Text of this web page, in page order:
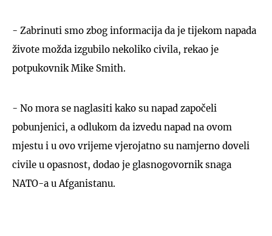
- Zabrinuti smo zbog informacija da je tijekom napada
živote možda izgubilo nekoliko civila, rekao je
potpukovnik Mike Smith.
- No mora se naglasiti kako su napad započeli
pobunjenici, a odlukom da izvedu napad na ovom
mjestu i u ovo vrijeme vjerojatno su namjerno doveli
civile u opasnost, dodao je glasnogovornik snaga
NATO-a u Afganistanu.